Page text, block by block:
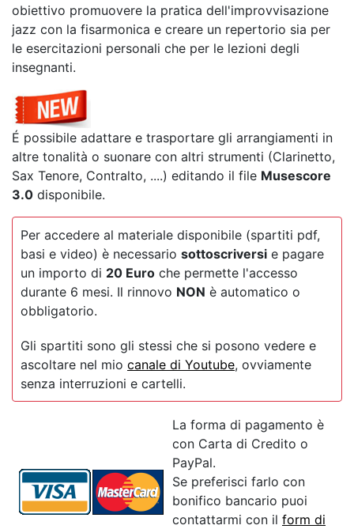
obiettivo promuovere la pratica dell'improvvisazione
jazz con la fisarmonica e creare un repertorio sia per
le esercitazioni personali che per le lezioni degli
insegnanti.
É possibile adattare e trasportare gli arrangiamenti in
altre tonalità o suonare con altri strumenti (Clarinetto,
Sax Tenore, Contralto, ....) editando il file Musescore
3.0 disponibile.
Per accedere al materiale disponibile (spartiti pdf,
basi e video) è necessario sottoscriversi e pagare
un importo di 20 Euro che permette l'accesso
durante 6 mesi. Il rinnovo NON è automatico o
obbligatorio.
Gli spartiti sono gli stessi che si posono vedere e
ascoltare nel mio canale di Youtube, ovviamente
senza interruzioni e cartelli.
La forma di pagamento è
con Carta di Credito o
PayPal.
Se preferisci farlo con
bonifico bancario puoi
contattarmi con il form di